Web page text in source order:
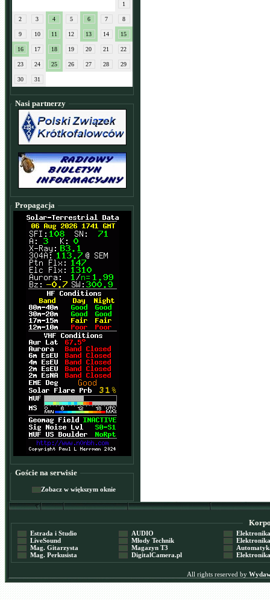
1
2 3 4 5 6 7 8
9 10 11 12 13 14 15
16 17 18 19 20 21 22
23 24 25 26 27 28 29
30 31
Nasi partnerzy
Propagacja
Goście na serwisie
Zobacz w większym oknie
Estrada i Studio
LiveSound
Mag. Gitarzysta
Mag. Perkusista
AUDIO
Młody Technik
Magazyn T3
DigitalCamera.pl
Elektronika
Elektronika
Automatyka
Elektronika
All rights reserved by